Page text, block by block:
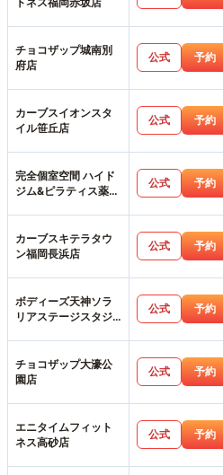
チョコザップ城南別
府店
公式 予約
カーブスイオンスタ
イル笹丘店
公式 予約
完全個室空間 ハイド
ジム&ピラティス薬院
公式 予約
カーブスキテラタウ
ン福岡長浜店
公式 予約
ボディーズ天神ソラ
リアステージスタジ
公式 予約
チョコザップ大濠公
園店
公式 予約
エニタイムフィット
ネス高砂店
公式 予約